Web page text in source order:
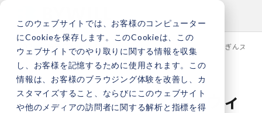
このウェブサイトでは、お客様のコンピューター
にCookieを保存します。このCookieは、この
ウェブサイトでのやり取りに関する情報を収集
し、お客様を記憶するために使用されます。この
情報は、お客様のブラウジング体験を改善し、カ
スタマイズすること、ならびにこのウェブサイト
や他のメディアの訪問者に関する解析と指標を得
TOP 新着情報 【プレスリリース】バイウィル、「ごうぎんス
【プレスリリース】バイウィ